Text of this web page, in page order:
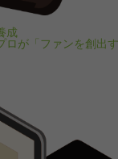
成
ロが「ファンを創出